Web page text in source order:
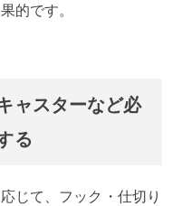
的です。
ャスターなど必
る
じて、フック・仕切り